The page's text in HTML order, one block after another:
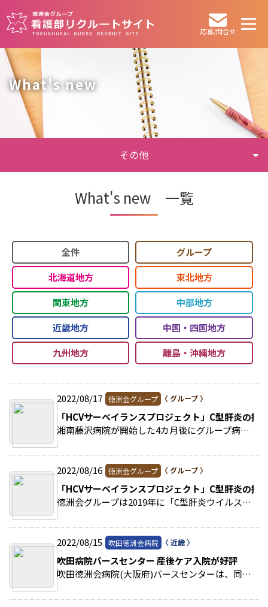
応募/問合せ
What's new
What's new 一覧
全件
グループ
北海道地方
東北地方
関東地方
中部地方
近畿地方
中国・四国地方
九州地方
離島・沖縄地方
2022/08/17 徳洲会グループ
「HCVサーベイランスプロジェクト」C型肝炎の撲
湘南藤沢病院が開始した4カ月後にグループ病院で同プロジェクトを実施。2回にわたる「肝炎コーディネーター研修会」などを通じ、グループ病院は湘南藤沢病院の取り組みを参考にしな… >>続きを読む
2022/08/16 徳洲会グループ
「HCVサーベイランスプロジェクト」C型肝炎の撲
徳洲会グループは2019年に「C型肝炎ウイルス(HCV)サーベイランス(調査)プロジェクト」を立ち上げ、潜在的なC型肝炎患者さんのフォローに取り組んでいる。 >>続きを読む
2022/08/15 吹田徳洲会病院
吹田病院バースセンター 産後ケア入院が好評
吹田徳洲会病院(大阪府)バースセンターは、同院が立地する吹田市を含む5つの自治体から委託を受け、産後ケア入院として母子ともに受け入れを実施している。 >>続きを読む
その他